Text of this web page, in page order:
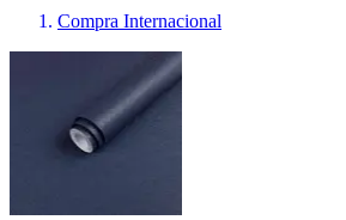
Compra Internacional